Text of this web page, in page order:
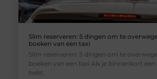
Slim reserveren: 5 dingen om te
boeken van een taxi
Slim reserveren: 5 dingen om te
boeken van een taxi Als je binnenkort
hebt,